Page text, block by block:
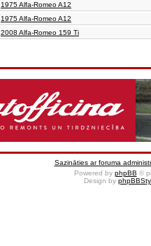
1975 Alfa-Romeo A12
1975 Alfa-Romeo A12
2008 Alfa-Romeo 159 Ti
Sazināties ar foruma
Powered by phpBB ©
Design by